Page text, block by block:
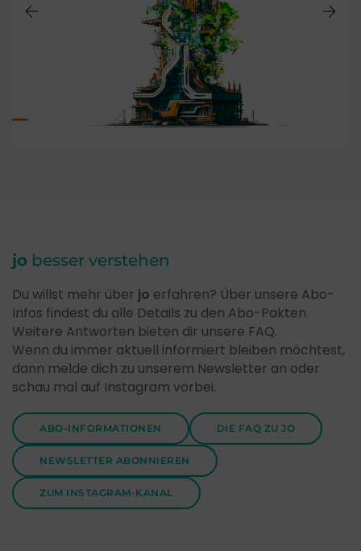
jo besser verstehen
Du willst mehr über jo erfahren? Über unsere Abo-
Infos findest du alle Details zu den Abo-Pakten.
Weitere Antworten bieten dir unsere FAQ.
Wenn du immer aktuell informiert bleiben möchtest,
dann melde dich zu unserem Newsletter an oder
schau mal auf Instagram vorbei.
ABO-INFORMATIONEN DIE FAQ ZU JO
NEWSLETTER ABONNIEREN
ZUM INSTAGRAM-KANAL